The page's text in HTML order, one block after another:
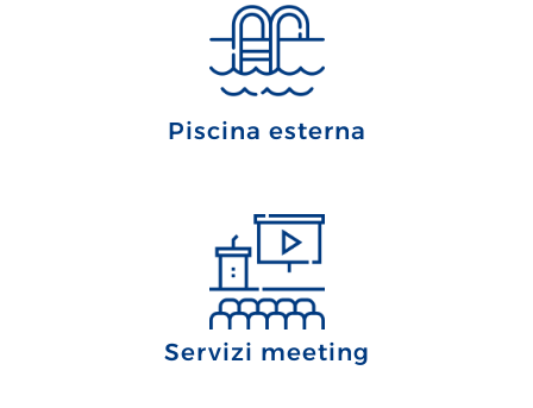
Piscina esterna
Servizi meeting